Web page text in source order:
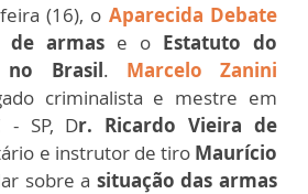
(16), o Aparecida Debate
de armas e o Estatuto do
no Brasil. Marcelo Zanini
criminalista e mestre em
- SP, Dr. Ricardo Vieira de
e instrutor de tiro Maurício
sobre a situação das armas